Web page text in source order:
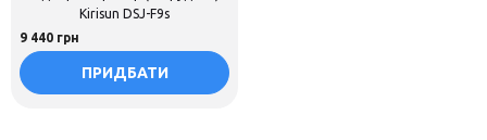
Kirisun DSJ-F9s
9 440 грн
ПРИДБАТИ